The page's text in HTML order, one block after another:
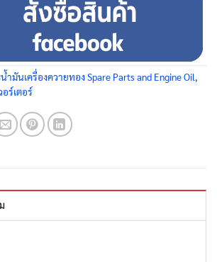
ำมันเครื่องควายทอง Spare Parts and Engine Oil
ร์เตอร์